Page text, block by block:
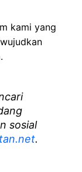
kami yang
sosial
.